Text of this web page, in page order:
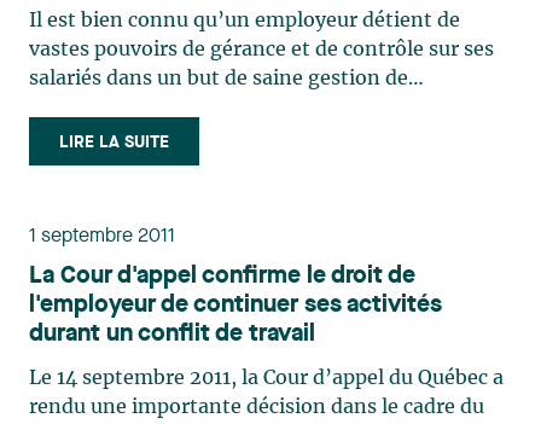
Il est bien connu qu’un employeur détient de
vastes pouvoirs de gérance et de contrôle sur ses
salariés dans un but de saine gestion de
appliquer des règlements d’entreprise pour
encadrer la prestation de travail des salariés.
LIRE LA SUITE
1 septembre 2011
La Cour d'appel confirme le droit de
l'employeur de continuer ses activités
durant un conflit de travail
Le 14 septembre 2011, la Cour d’appel du Québec a
rendu une importante décision dans le cadre du